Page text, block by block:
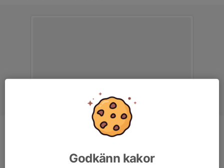
Tränare
Godkänn kakor